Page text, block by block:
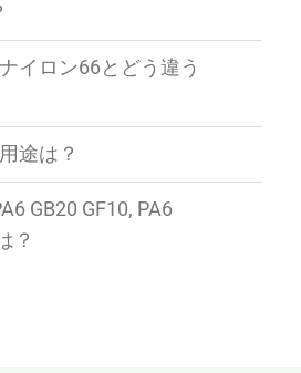
イロン66とどう違う
途は？
GB20 GF10, PA6
？